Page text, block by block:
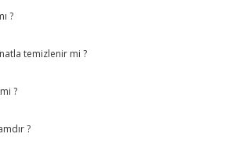
?
temizlenir mi ?
?
?